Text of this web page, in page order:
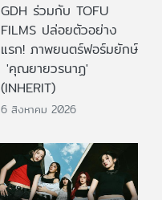
GDH ร่วมกับ TOFU
FILMS ปล่อยตัวอย่าง
แรก! ภาพยนตร์ฟอร์มยักษ์
'คุณยายวรนาฏ'
(INHERIT)
6 สิงหาคม 2026